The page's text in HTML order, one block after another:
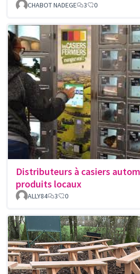
CHABOT NADEGE 3 0
Distributeurs à casiers
produits locaux
ALLY84 3 0